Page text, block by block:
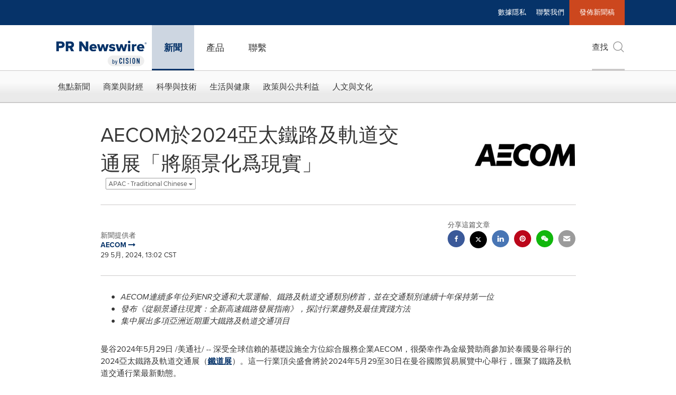
數據隱私 聯繫我們 發佈新聞稿
新聞 產品 聯繫 查找
焦點新聞 商業與財經 科學與技術 生活與健康 政策與公共利益 人文與文化
AECOM於2024亞太鐵路及軌道交
通展「將願景化爲現實」
APAC - Traditional Chinese
新聞提供者
AECOM
29 5月, 2024, 13:02 CST
分享這篇文章
AECOM連續多年位列ENR交通和大眾運輸、鐵路及軌道交通類別榜首，並在交通類別連續十年保持第一位
發布《從願景通往現實：全新高速鐵路發展指南》，探討行業趨勢及最佳實踐方法
集中展出多項亞洲近期重大鐵路及軌道交通項目
曼谷2024年5月29日 /美通社/ -- 深受全球信賴的基礎設施全方位綜合服務企業AECOM，很榮幸作為金級贊助商參加於泰國曼谷舉行的
2024亞太鐵路及軌道交通展（鐵道展）。這一行業頂尖盛會將於2024年5月29至30日在曼谷國際貿易展覽中心舉行，匯聚了鐵路及軌
道交通行業最新動態。